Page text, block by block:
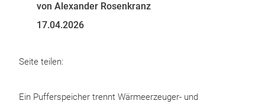
von Alexander Rosenkranz
17.04.2026
Seite teilen:
Ein Pufferspeicher trennt Wärmeerzeuger- und